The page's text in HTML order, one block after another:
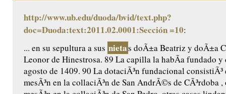
http://www.ub.edu/duoda/bvid/text.php?
doc=Duoda:text:2011.02.0001:Sección =10:
... en su sepultura a sus nietas doÃ±a Beatriz y doÃ±a
Leonor de Hinestrosa. 89 La capilla la habÃ­a fundado y
agosto de 1409. 90 La dotaciÃ³n fundacional consistiÃ³
mesÃ³n en la collaciÃ³n de San AndrÃ©s de CÃ³rdoba ,